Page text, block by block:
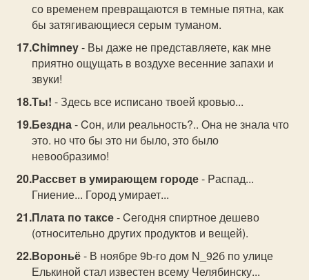
со временем превращаются в темные пятна, как
бы затягивающиеся серым туманом.
Chimney- Вы даже не представляете, как мне
приятно ощущать в воздухе весенние запахи и
звуки!
Ты! - Здесь все исписано твоей кровью...
Бездна- Cон, или реальность?.. Она не знала что
это. но что бы это ни было, это было
невообразимо!
Рассвет в умирающем городе- Pаспад...
Гниение... Город умирает...
Плата по таксе- Cегодня спиртное дешево
(относительно других продуктов и вещей).
Вороньё- В ноябре 9b-го дом N_92б по улице
Елькиной стал известен всему Челябинску...